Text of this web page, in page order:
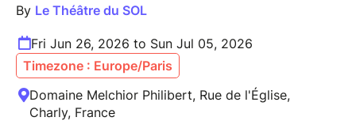
By Le Théâtre du SOL
Fri Jun 26, 2026 to Sun Jul 05, 2026
Timezone : Europe/Paris
Domaine Melchior Philibert, Rue de l'Église,
Charly, France